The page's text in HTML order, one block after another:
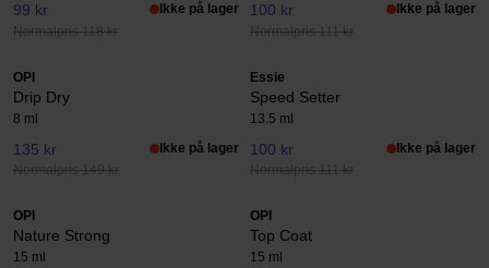
99 kr
Normalpris 118 kr
Ikke på lager 100 kr
Normalpris 111 kr
Ikke på lager
OPI
Drip Dry
8 ml
135 kr
Normalpris 149 kr
Ikke på lager
Essie
Speed Setter
13.5 ml
100 kr
Normalpris 111 kr
Ikke på lager
OPI
Nature Strong
15 ml
OPI
Top Coat
15 ml